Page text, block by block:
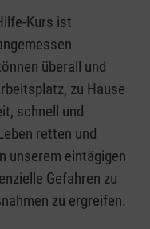
Kurs ist
überall und
zu Hause
schnell und
retten und
unserem eintägigen
Gefahren zu
zu ergreifen.